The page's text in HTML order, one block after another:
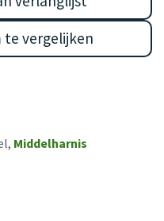
te vergelijken
Middelharnis